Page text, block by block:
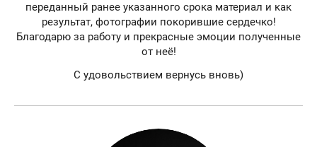
переданный ранее указанного срока материал и как
результат, фотографии покорившие сердечко!
Благодарю за работу и прекрасные эмоции полученные
от неё!
С удовольствием вернусь вновь)